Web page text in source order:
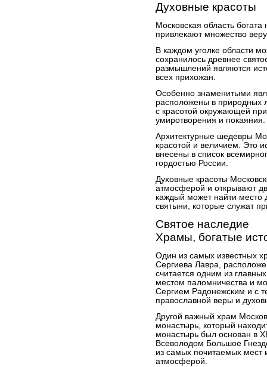
Духовные красоты
Московская область
привлекают множество
В каждом уголке области
сохранилось древнее
размышлений являются
всех прихожан.
Особенно знаменитыми
расположены в природных
с красотой окружающей
умиротворения и покаяния.
Архитектурные шедевры
красотой и величием. Это
внесены в список
гордостью России.
Духовные красоты
атмосферой и открывают
каждый может найти место
святыни, которые служат
Святое наследие
Храмы, богатые
Один из самых известных
Сергиева Лавра,
считается одним из
местом паломничества и
Сергием Радонежским и с
православной веры и
Другой важный храм
монастырь, который
монастырь был основан в
Всеволодом Большое
из самых почитаемых мест
атмосферой.